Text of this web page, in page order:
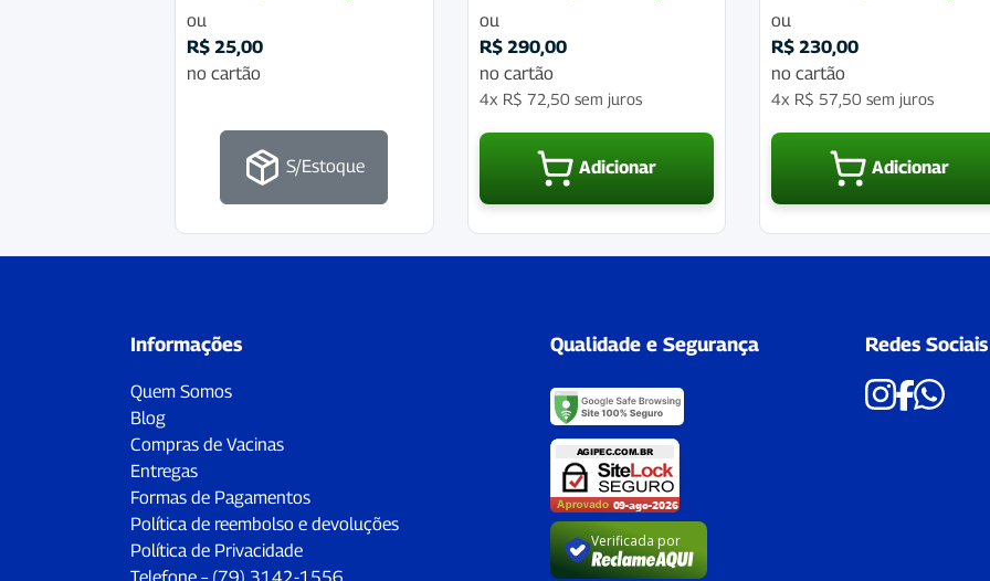
ou
R$ 25,00
no cartão
S/Estoque
ou
R$290,00
no cartão
4x R$ 72,50sem juros
Adicionar
ou
R$ 230,00
no cartão
4x R$ 57,50 sem juros
Adicionar
Informações
Quem Somos
Blog
Compras de Vacinas
Entregas
Formas de Pagamentos
Política de reembolso e devoluções
Política de Privacidade
Qualidade e Segurança
Verificada por
Redes Sociais